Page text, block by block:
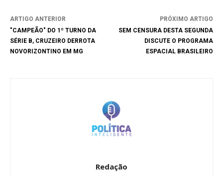
ARTIGO ANTERIOR
"CAMPEÃO" DO 1º TURNO DA
SÉRIE B, CRUZEIRO DERROTA
NOVORIZONTINO EM MG
PRÓXIMO ARTIGO
SEM CENSURA DESTA SEGUNDA
DISCUTE O PROGRAMA
ESPACIAL BRASILEIRO
Redação